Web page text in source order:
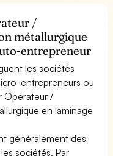
/
métallurgique
entrepreneur
les sociétés
entrepreneurs ou
Opérateur /
en laminage
généralement des
sociétés. Par